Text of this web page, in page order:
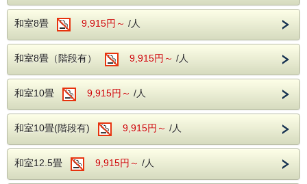
自然豊かな開放的な園内で、思い出に残るアクティ
ブな一日をお過ごしください。
■プラン特典
伊豆ぐらんぱる公園 入園チケット付き
※入場券の事前送付等はおこなっておりません。
※幼児様のチケットは4歳以上となりますので、3歳
の幼児様がいるグループにつきましては、ホテルに
ご連絡をお願い致します。
和室8畳 9,915円～ /人
和室8畳（階段有） 9,915円～ /人
和室10畳 9,915円～ /人
和室10畳(階段有) 9,915円～ /人
和室12.5畳 9,915円～ /人